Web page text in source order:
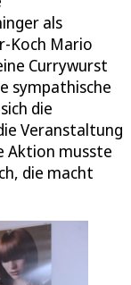
als
Koch Mario
Currywurst
sympathische
die
Veranstaltung
Aktion musste
die macht